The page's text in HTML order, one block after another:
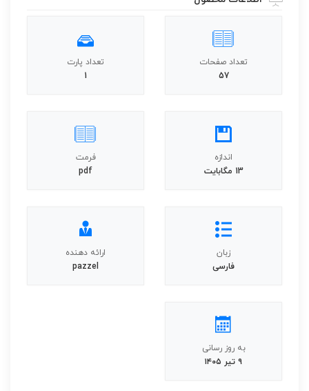
تعداد صفحات
57
تعداد پارت
1
اندازه
13 مگابایت
فرمت
pdf
زبان
فارسی
ارائه دهنده
pazzel
به روز رسانی
۹ تیر ۱۴۰۵